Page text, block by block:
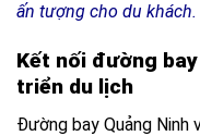
ấn tượng cho du khách.
Kết nối đường
triển du lịch
Đường bay Quảng Ninh